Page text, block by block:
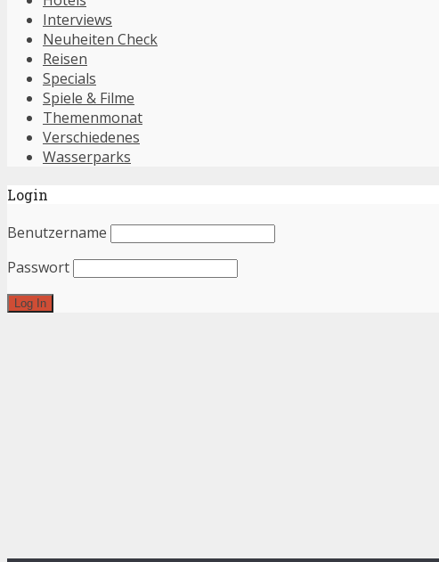
Interviews
Neuheiten Check
Reisen
Specials
Spiele & Filme
Themenmonat
Verschiedenes
Wasserparks
Login
Benutzername
Passwort